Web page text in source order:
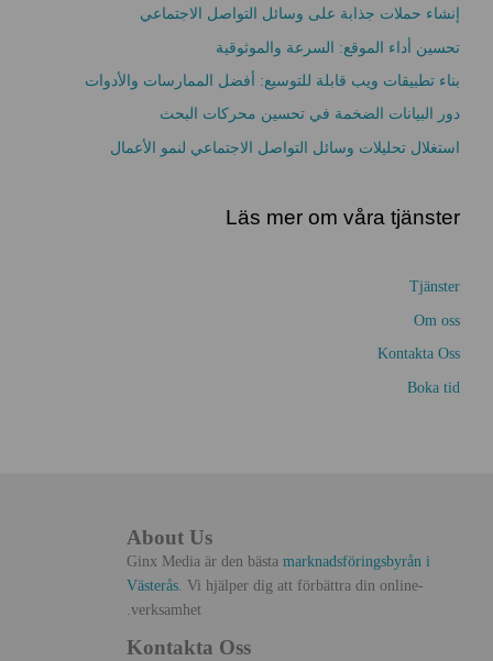
إنشاء حملات جذابة على وسائل التواصل الاجتماعي
تحسين أداء الموقع: السرعة والموثوقية
بناء تطبيقات ويب قابلة للتوسيع: أفضل الممارسات والأدوات
دور البيانات الضخمة في تحسين محركات البحث
استغلال تحليلات وسائل التواصل الاجتماعي لنمو الأعمال
Läs mer om våra tjänster
Tjänster
Om oss
Kontakta Oss
Boka tid
About Us
Ginx Media är den bästa marknadsföringsbyrån i
Västerås . Vi hjälper dig att förbättra din online-
verksamhet.
Kontakta Oss